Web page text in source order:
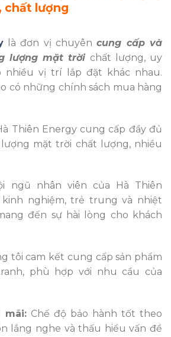
chất lượng
là đơn vị chuyêncung cấp và
lượng mặt trờichất lượng, uy
nhiều vị trí lắp đặt khác nhau.
có những chính sách mua hàng
Thiên Energy cung cấp đầy đủ
mặt trời chất lượng, nhiều
ngũ nhân viên của Hà Thiên
kinh nghiệm, trẻ trung và nhiệt
đến sự hài lòng cho khách
tôi cam kết cung cấp sản phẩm
phù hợp với nhu cầu của
mãi: Chế độ bảo hành tốt theo
lắng nghe và thấu hiểu vấn đề